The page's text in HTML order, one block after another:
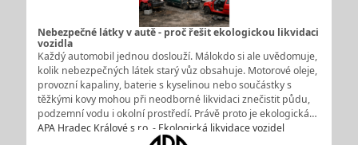
Nebezpečné látky v autě - proč řešit ekologickou likvidaci
vozidla
Každý automobil jednou doslouží. Málokdo si ale uvědomuje,
kolik nebezpečných látek starý vůz obsahuje. Motorové oleje,
provozní kapaliny, baterie s kyselinou nebo součástky s
těžkými kovy mohou při neodborné likvidaci znečistit půdu,
podzemní vodu i okolní prostředí. Právě proto je ekologická…
APA Hradec Králové s.r.o. - Ekologická likvidace vozidel